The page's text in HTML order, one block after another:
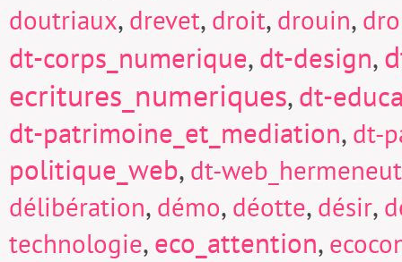
doutriaux, drevet, droit, drouin,
dt-corps_numerique,dt-design,
ecritures_numeriques,dt-
dt-patrimoine_et_mediation, dt-
politique_web, dt-
délibération, démo, déotte, désir,
technologie,eco_attention,